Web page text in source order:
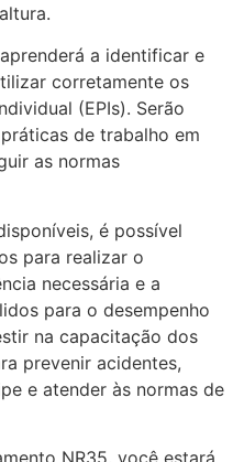
a identificar e
corretamente os
(EPIs). Serão
de trabalho em
as normas
é possível
para realizar o
necessária e a
para o desempenho
na capacitação dos
prevenir acidentes,
e atender às normas de